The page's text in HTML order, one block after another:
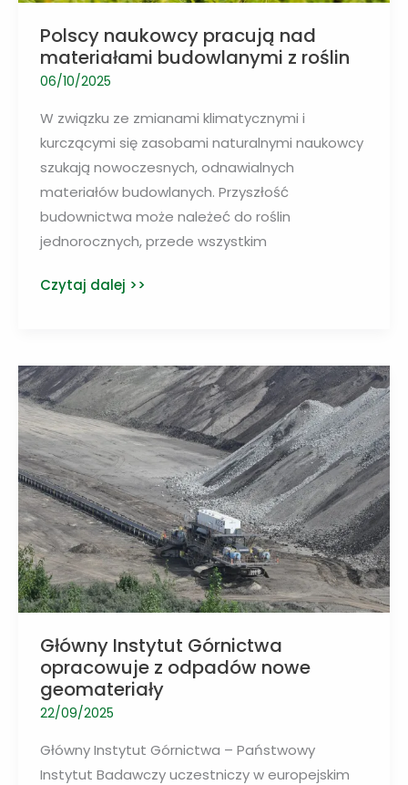
Polscy naukowcy pracują nad
materiałami budowlanymi z roślin
06/10/2025
W związku ze zmianami klimatycznymi i
kurczącymi się zasobami naturalnymi naukowcy
szukają nowoczesnych, odnawialnych
materiałów budowlanych. Przyszłość
budownictwa może należeć do roślin
jednorocznych, przede wszystkim
Polscy
materiałami
budowlanymi
z
roślin
Czytaj dalej >>
Główny Instytut Górnictwa
opracowuje z odpadów nowe
geomateriały
22/09/2025
Główny Instytut Górnictwa – Państwowy
Instytut Badawczy uczestniczy w europejskim